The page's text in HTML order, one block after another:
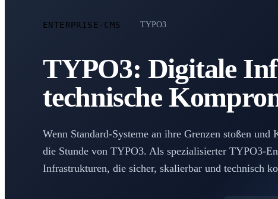
ENTERPRISE-CMS TYPO3
TYPO3: Digitale
technische
Wenn Standard-Systeme an ihre Grenzen stoßen
die Stunde von TYPO3. Als spezialisierter TYPO3-
Infrastrukturen, die sicher, skalierbar und technisch